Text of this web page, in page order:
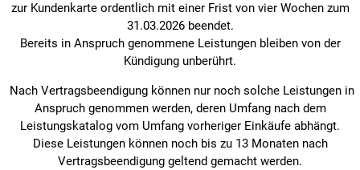
zur Kundenkarte ordentlich mit einer Frist von vier Wochen zum
31.03.2026 beendet.
Bereits in Anspruch genommene Leistungen bleiben von der
Kündigung unberührt.
Nach Vertragsbeendigung können nur noch solche Leistungen in
Anspruch genommen werden, deren Umfang nach dem
Leistungskatalog vom Umfang vorheriger Einkäufe abhängt.
Diese Leistungen können noch bis zu 13 Monaten nach
Vertragsbeendigung geltend gemacht werden.